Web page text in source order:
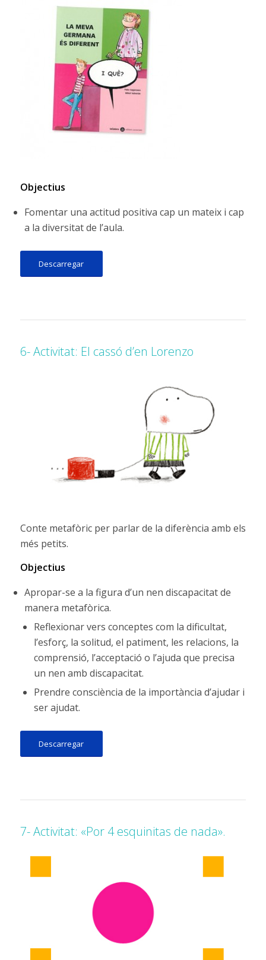
Objectius
Fomentar una actitud positiva cap un mateix i cap
a la diversitat de l’aula.
Descarregar
6- Activitat: El cassó d’en Lorenzo
Conte metafòric per parlar de la diferència amb els
més petits.
Objectius
Apropar-se a la figura d’un nen discapacitat de
manera metafòrica.
Reflexionar vers conceptes com la dificultat,
l’esforç, la solitud, el patiment, les relacions, la
comprensió, l’acceptació o l’ajuda que precisa
un nen amb discapacitat.
Prendre consciència de la importància d’ajudar i
ser ajudat.
Descarregar
7- Activitat: «Por 4 esquinitas de nada».